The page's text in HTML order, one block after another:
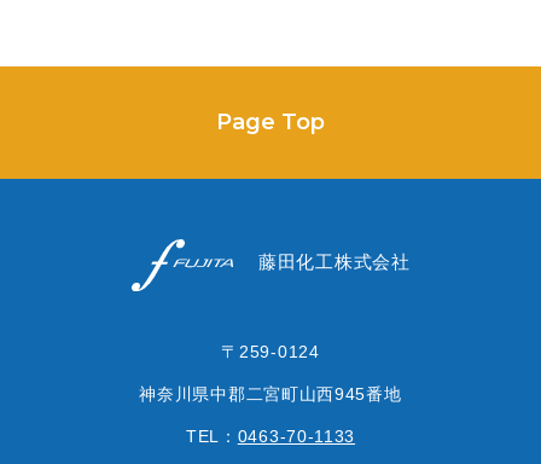
Page Top
〒259-0124
神奈川県中郡二宮町山西945番地
TEL： 0463-70-1133